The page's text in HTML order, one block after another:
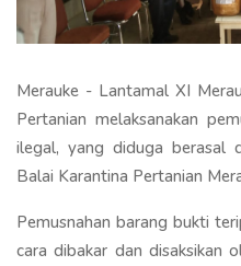
Merauke - Lantamal XI
Pertanian melaksanakan
ilegal, yang diduga berasal
Balai Karantina Pertanian
Pemusnahan barang bukti
cara dibakar dan disaksikan